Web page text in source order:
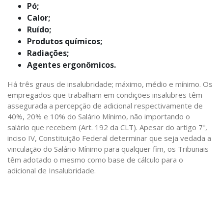
Pó;
Calor;
Ruído;
Produtos químicos;
Radiações;
Agentes ergonômicos.
Há três graus de insalubridade; máximo, médio e mínimo. Os
empregados que trabalham em condições insalubres têm
assegurada a percepção de adicional respectivamente de
40%, 20% e 10% do Salário Mínimo, não importando o
salário que recebem (Art. 192 da CLT). Apesar do artigo 7º,
inciso IV, Constituição Federal determinar que seja vedada a
vinculação do Salário Mínimo para qualquer fim, os Tribunais
têm adotado o mesmo como base de cálculo para o
adicional de Insalubridade.